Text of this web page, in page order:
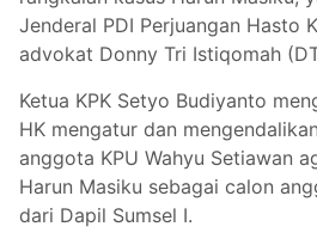
Jenderal PDI Perjuangan Hasto
advokat Donny Tri Istiqomah
Ketua KPK Setyo Budiyanto
HK mengatur dan
anggota KPU Wahyu Setiawan
Harun Masiku sebagai calon
dari Dapil Sumsel I.